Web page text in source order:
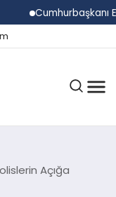
Cumhurbaşkanı
Açığa